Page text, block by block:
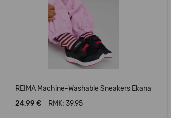
REIMA Machine-Washable Sneakers Ekana
24,99 €
RMK: 39.95